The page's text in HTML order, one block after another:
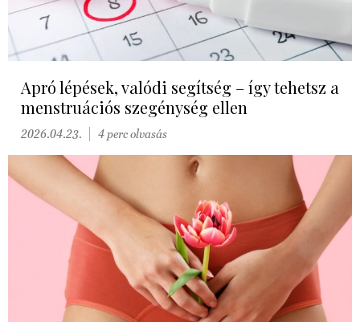
Apró lépések, valódi segítség – így tehetsz a
menstruációs szegénység ellen
2026.04.23. 4 perc olvasás